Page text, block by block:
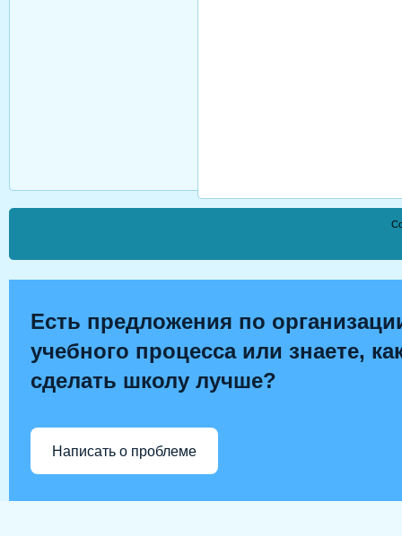
Есть предложения по
учебного процесса или знаете,
сделать школу лучше?
Написать о проблеме